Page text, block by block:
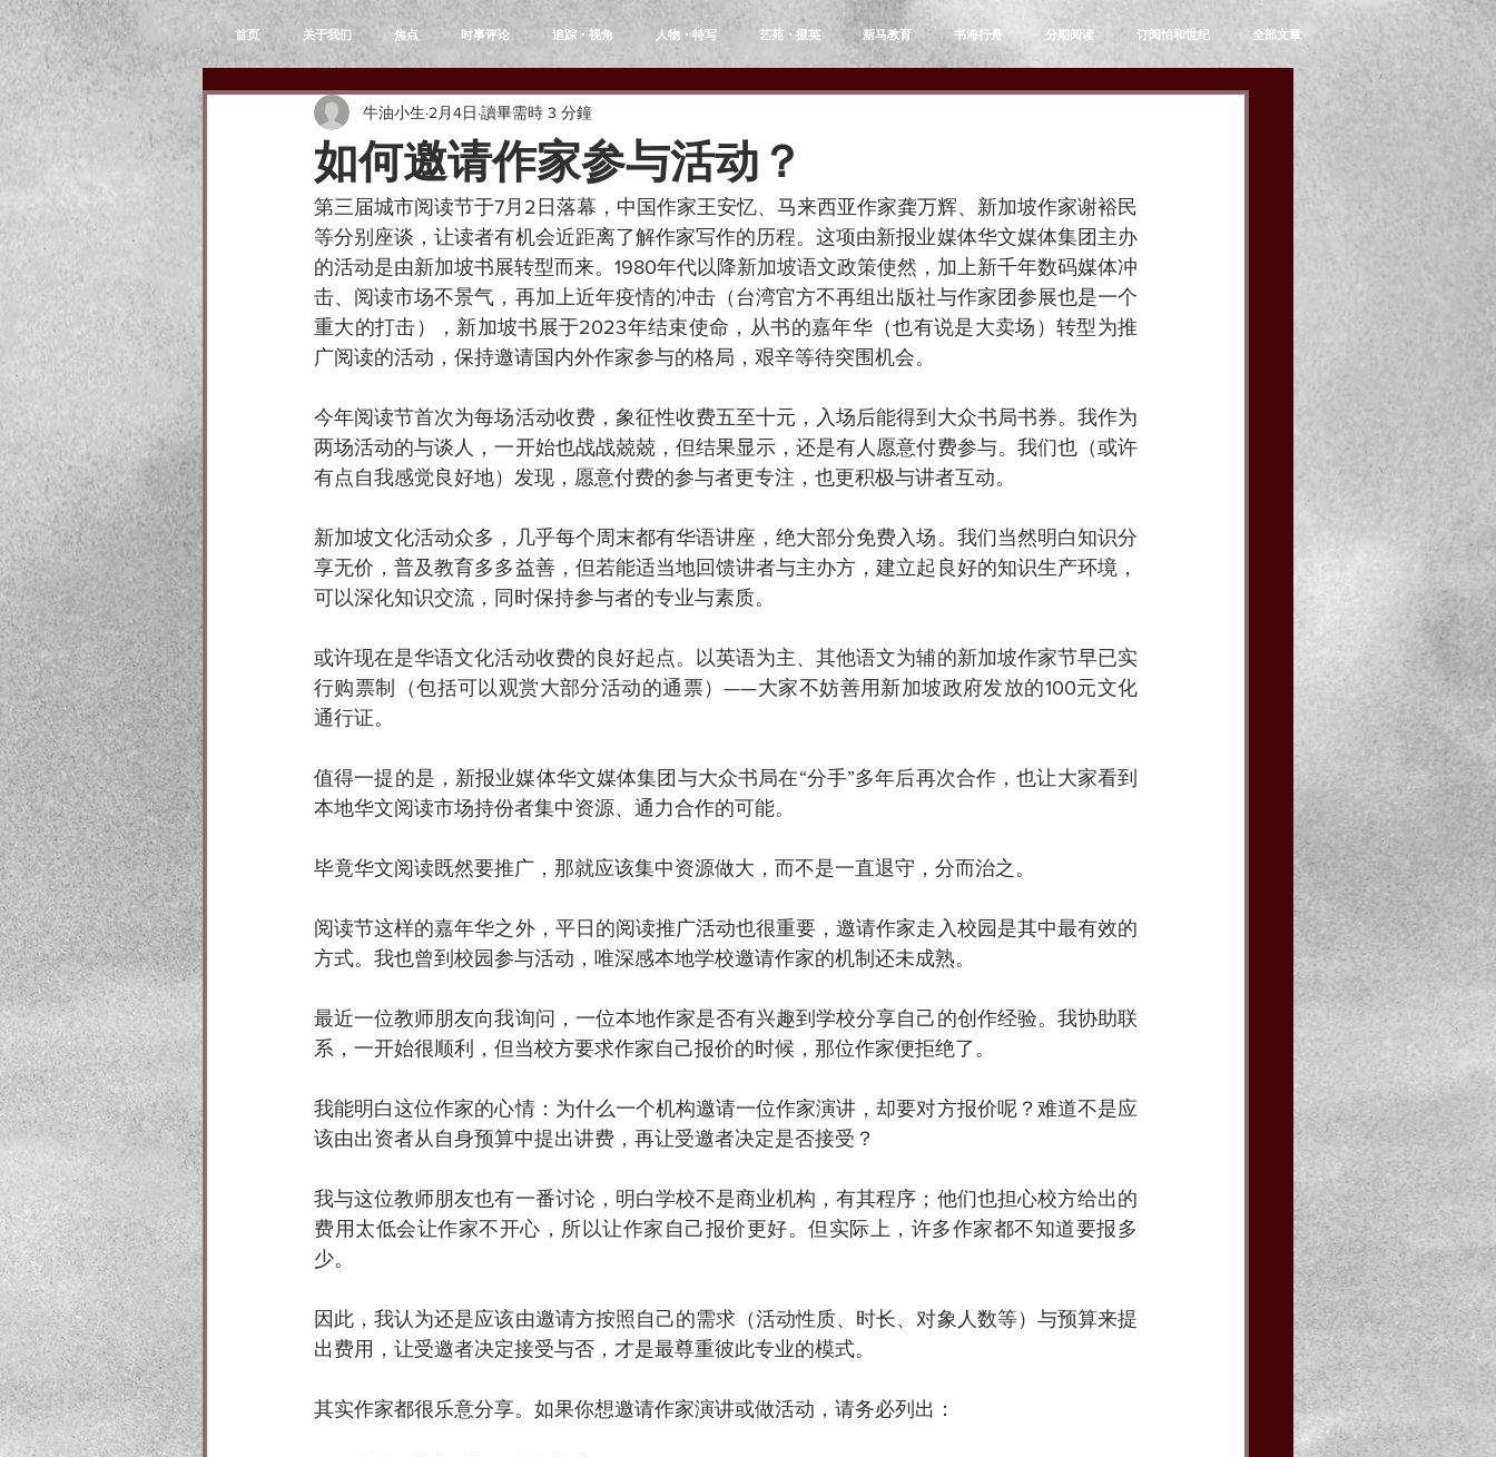
首页 关于我们 焦点 时事评论 追踪・视角 人物・特写 艺苑・掇英 新马教育 书海行舟 分期阅读 订阅怡和世纪 全部文章
如何邀请作家参与活动？
牛油小生 2月4日 讀畢需時 3 分鐘
第三届城市阅读节于7月2日落幕，中国作家王安忆、马来西亚作家龚万辉、新加坡作家谢裕民
等分别座谈，让读者有机会近距离了解作家写作的历程。这项由新报业媒体华文媒体集团主办
的活动是由新加坡书展转型而来。1980年代以降新加坡语文政策使然，加上新千年数码媒体冲
击、阅读市场不景气，再加上近年疫情的冲击（台湾官方不再组出版社与作家团参展也是一个
重大的打击），新加坡书展于2023年结束使命，从书的嘉年华（也有说是大卖场）转型为推
广阅读的活动，保持邀请国内外作家参与的格局，艰辛等待突围机会。
今年阅读节首次为每场活动收费，象征性收费五至十元，入场后能得到大众书局书券。我作为
两场活动的与谈人，一开始也战战兢兢，但结果显示，还是有人愿意付费参与。我们也（或许
有点自我感觉良好地）发现，愿意付费的参与者更专注，也更积极与讲者互动。
新加坡文化活动众多，几乎每个周末都有华语讲座，绝大部分免费入场。我们当然明白知识分
享无价，普及教育多多益善，但若能适当地回馈讲者与主办方，建立起良好的知识生产环境，
可以深化知识交流，同时保持参与者的专业与素质。
或许现在是华语文化活动收费的良好起点。以英语为主、其他语文为辅的新加坡作家节早已实
行购票制（包括可以观赏大部分活动的通票）——大家不妨善用新加坡政府发放的100元文化
通行证。
值得一提的是，新报业媒体华文媒体集团与大众书局在“分手”多年后再次合作，也让大家看到
本地华文阅读市场持份者集中资源、通力合作的可能。
毕竟华文阅读既然要推广，那就应该集中资源做大，而不是一直退守，分而治之。
阅读节这样的嘉年华之外，平日的阅读推广活动也很重要，邀请作家走入校园是其中最有效的
方式。我也曾到校园参与活动，唯深感本地学校邀请作家的机制还未成熟。
最近一位教师朋友向我询问，一位本地作家是否有兴趣到学校分享自己的创作经验。我协助联
系，一开始很顺利，但当校方要求作家自己报价的时候，那位作家便拒绝了。
我能明白这位作家的心情：为什么一个机构邀请一位作家演讲，却要对方报价呢？难道不是应
该由出资者从自身预算中提出讲费，再让受邀者决定是否接受？
我与这位教师朋友也有一番讨论，明白学校不是商业机构，有其程序；他们也担心校方给出的
费用太低会让作家不开心，所以让作家自己报价更好。但实际上，许多作家都不知道要报多
少。
因此，我认为还是应该由邀请方按照自己的需求（活动性质、时长、对象人数等）与预算来提
出费用，让受邀者决定接受与否，才是最尊重彼此专业的模式。
其实作家都很乐意分享。如果你想邀请作家演讲或做活动，请务必列出：